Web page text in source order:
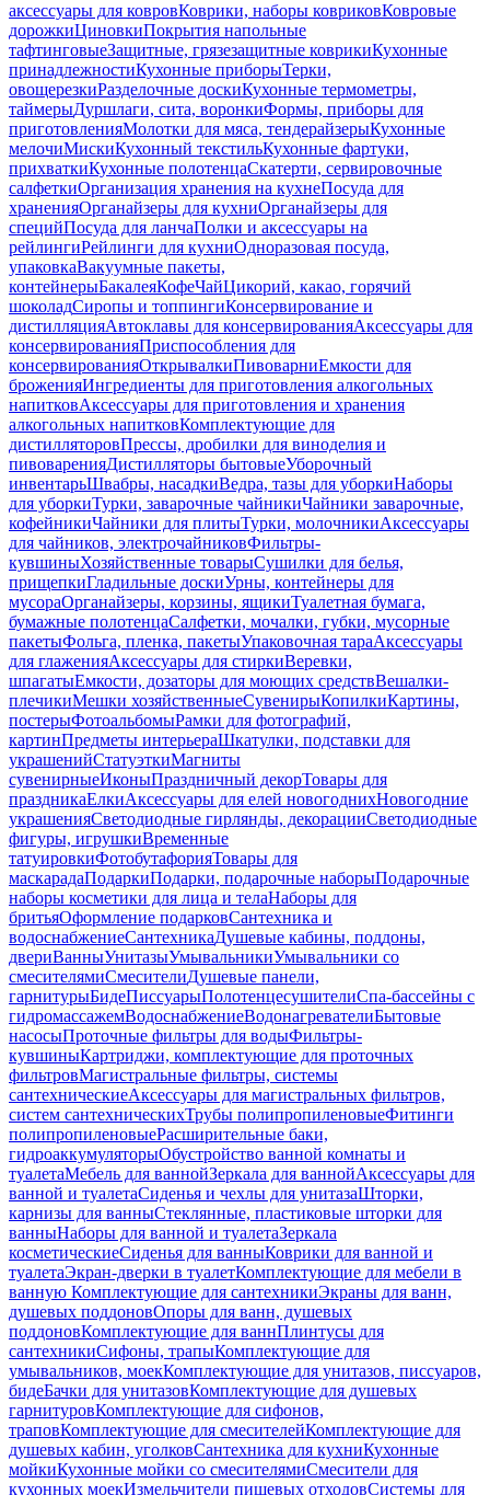
аксессуары для ковровКоврики, наборы ковриковКовровые
дорожкиЦиновкиПокрытия напольные
тафтинговыеЗащитные, грязезащитные коврикиКухонные
принадлежностиКухонные приборыТерки,
овощерезкиРазделочные доскиКухонные термометры,
таймерыДуршлаги, сита, воронкиФормы, приборы для
приготовленияМолотки для мяса, тендерайзерыКухонные
мелочиМискиКухонный текстильКухонные фартуки,
прихваткиКухонные полотенцаСкатерти, сервировочные
салфеткиОрганизация хранения на кухнеПосуда для
храненияОрганайзеры для кухниОрганайзеры для
специйПосуда для ланчаПолки и аксессуары на
рейлингиРейлинги для кухниОдноразовая посуда,
упаковкаВакуумные пакеты,
контейнерыБакалеяКофеЧайЦикорий, какао, горячий
шоколадСиропы и топпингиКонсервирование и
дистилляцияАвтоклавы для консервированияАксессуары для
консервированияПриспособления для
консервированияОткрывалкиПивоварниЕмкости для
броженияИнгредиенты для приготовления алкогольных
напитковАксессуары для приготовления и хранения
алкогольных напитковКомплектующие для
дистилляторовПрессы, дробилки для виноделия и
пивоваренияДистилляторы бытовыеУборочный
инвентарьШвабры, насадкиВедра, тазы для уборкиНаборы
для уборкиТурки, заварочные чайникиЧайники заварочные,
кофейникиЧайники для плитыТурки, молочникиАксессуары
для чайников, электрочайниковФильтры-
кувшиныХозяйственные товарыСушилки для белья,
прищепкиГладильные доскиУрны, контейнеры для
мусораОрганайзеры, корзины, ящикиТуалетная бумага,
бумажные полотенцаСалфетки, мочалки, губки, мусорные
пакетыФольга, пленка, пакетыУпаковочная тараАксессуары
для глаженияАксессуары для стиркиВеревки,
шпагатыЕмкости, дозаторы для моющих средствВешалки-
плечикиМешки хозяйственныеСувенирыКопилкиКартины,
постерыФотоальбомыРамки для фотографий,
картинПредметы интерьераШкатулки, подставки для
украшенийСтатуэткиМагниты
сувенирныеИконыПраздничный декорТовары для
праздникаЕлкиАксессуары для елей новогоднихНовогодние
украшенияСветодиодные гирлянды, декорацииСветодиодные
фигуры, игрушкиВременные
татуировкиФотобутафорияТовары для
маскарадаПодаркиПодарки, подарочные наборыПодарочные
наборы косметики для лица и телаНаборы для
бритьяОформление подарковСантехника и
водоснабжениеСантехникаДушевые кабины, поддоны,
двериВанныУнитазыУмывальникиУмывальники со
смесителямиСмесителиДушевые панели,
гарнитурыБидеПиссуарыПолотенцесушителиСпа-бассейны с
гидромассажемВодоснабжениеВодонагревателиБытовые
насосыПроточные фильтры для водыФильтры-
кувшиныКартриджи, комплектующие для проточных
фильтровМагистральные фильтры, системы
сантехническиеАксессуары для магистральных фильтров,
систем сантехническихТрубы полипропиленовыеФитинги
полипропиленовыеРасширительные баки,
гидроаккумуляторыОбустройство ванной комнаты и
туалетаМебель для ваннойЗеркала для ваннойАксессуары для
ванной и туалетаСиденья и чехлы для унитазаШторки,
карнизы для ванныСтеклянные, пластиковые шторки для
ванныНаборы для ванной и туалетаЗеркала
косметическиеСиденья для ванныКоврики для ванной и
туалетаЭкран-дверки в туалетКомплектующие для мебели в
ванную Комплектующие для сантехникиЭкраны для ванн,
душевых поддоновОпоры для ванн, душевых
поддоновКомплектующие для ваннПлинтусы для
сантехникиСифоны, трапыКомплектующие для
умывальников, моекКомплектующие для унитазов, писсуаров,
бидеБачки для унитазовКомплектующие для душевых
гарнитуровКомплектующие для сифонов,
траповКомплектующие для смесителейКомплектующие для
душевых кабин, уголковСантехника для кухниКухонные
мойкиКухонные мойки со смесителямиСмесители для
кухонных моекИзмельчители пищевых отходовСистемы для